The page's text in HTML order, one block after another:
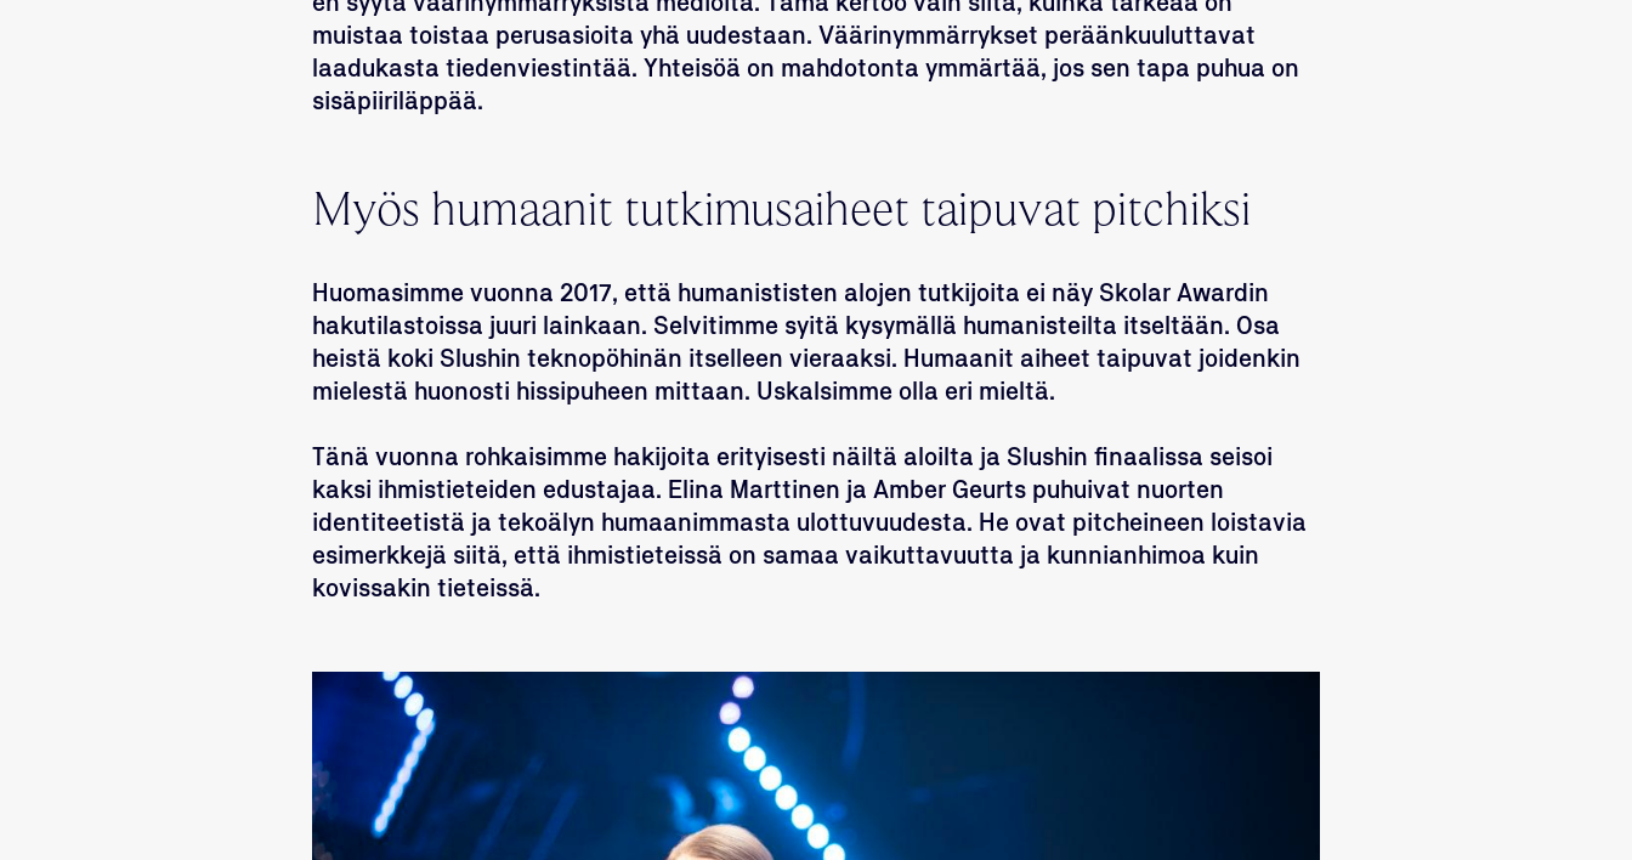
muistaa toistaa perusasioita yhä uudestaan. Väärinymmärrykset peräänkuuluttavat
laadukasta tiedenviestintää. Yhteisöä on mahdotonta ymmärtää, jos sen tapa puhua on
sisäpiiriläppää.
Myös humaanit tutkimusaiheet taipuvat pitchiksi
Huomasimme vuonna 2017, että humanististen alojen tutkijoita ei näy Skolar Awardin
hakutilastoissa juuri lainkaan. Selvitimme syitä kysymällä humanisteilta itseltään. Osa
heistä koki Slushin teknopöhinän itselleen vieraaksi. Humaanit aiheet taipuvat joidenkin
mielestä huonosti hissipuheen mittaan. Uskalsimme olla eri mieltä.
Tänä vuonna rohkaisimme hakijoita erityisesti näiltä aloilta ja Slushin finaalissa seisoi
kaksi ihmistieteiden edustajaa. Elina Marttinen ja Amber Geurts puhuivat nuorten
identiteetistä ja tekoälyn humaanimmasta ulottuvuudesta. He ovat pitcheineen loistavia
esimerkkejä siitä, että ihmistieteissä on samaa vaikuttavuutta ja kunnianhimoa kuin
kovissakin tieteissä.